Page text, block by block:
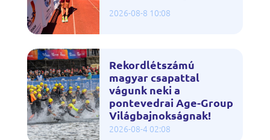
2026-08-8 10:08
Rekordlétszámú
magyar csapattal
vágunk neki a
pontevedrai Age-Group
Világbajnokságnak!
2026-08-4 02:08